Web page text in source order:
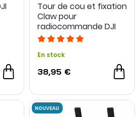
Tour de cou et fixation
Claw pour
radiocommande DJI
RC / RC 2 - LifThor
En stock
38,95 €